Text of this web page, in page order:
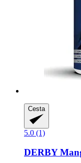
Cesta
5.0 (1)
DERBY